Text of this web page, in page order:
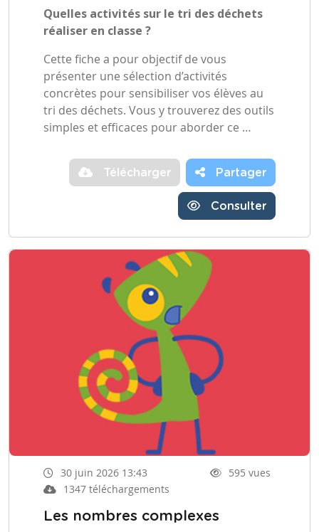
Quelles activités sur le tri des déchets
réaliser en classe ?
Cette fiche a pour objectif de vous
présenter une sélection d’activités
concrètes pour sensibiliser vos élèves au
tri des déchets. Vous y trouverez des outils
simples et efficaces pour aborder ce …
Télécharger Partager
Consulter
30 juin 2026 13:43
595 vues
1347 téléchargements
Les nombres complexes